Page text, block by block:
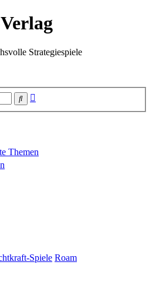
Strategiespiele
Suche
Themen
Spiele Roam